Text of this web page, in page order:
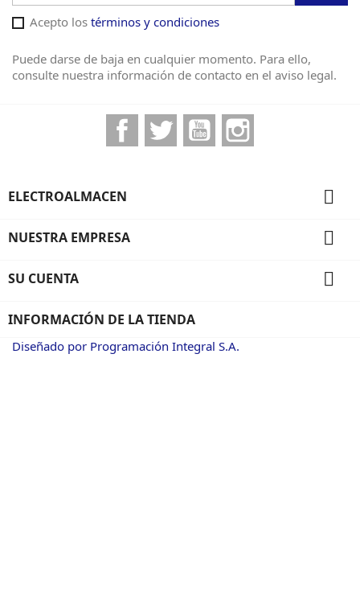
Acepto los términos y condiciones
Puede darse de baja en cualquier momento. Para ello,
consulte nuestra información de contacto en el aviso legal.
FacebookTwitter YouTube
ELECTROALMACEN 
NUESTRA EMPRESA 
SU CUENTA 
INFORMACIÓN DE LA TIENDA
Diseñado por Programación Integral S.A.